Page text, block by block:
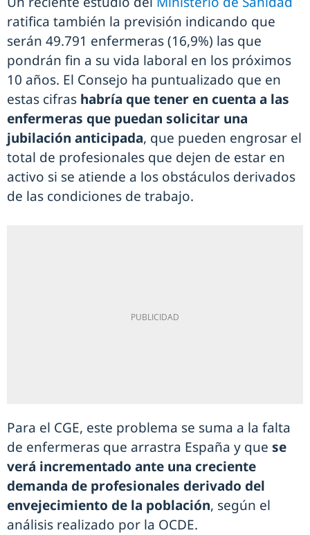
ratifica también la previsión indicando que
serán 49.791 enfermeras (16,9%) las que
pondrán fin a su vida laboral en los próximos
10 años. El Consejo ha puntualizado que en
estas cifras habría que tener en cuenta a las
enfermeras que puedan solicitar una
jubilación anticipada, que pueden engrosar el
total de profesionales que dejen de estar en
activo si se atiende a los obstáculos derivados
de las condiciones de trabajo.
Para el CGE, este problema se suma a la falta
de enfermeras que arrastra España y que se
verá incrementado ante una creciente
demanda de profesionales derivado del
envejecimiento de la población, según el
análisis realizado por la OCDE.